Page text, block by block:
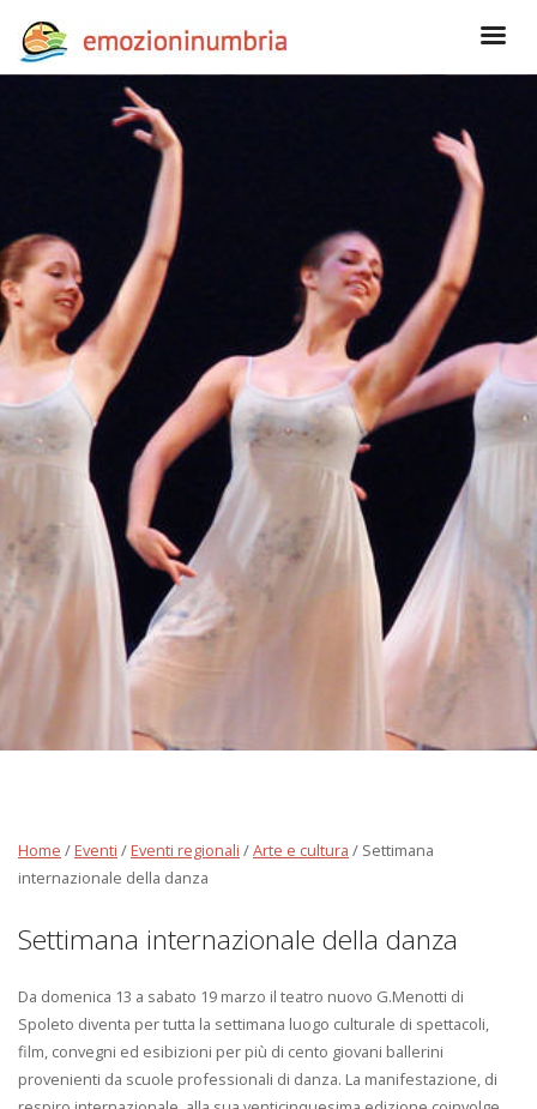
Home / Eventi / Eventi regionali /Arte e cultura / Settimana
internazionale della danza
Settimana internazionale della danza
Da domenica 13 a sabato 19 marzo il teatro nuovo G.Menotti di
Spoleto diventa per tutta la settimana luogo culturale di spettacoli,
film, convegni ed esibizioni per più di cento giovani ballerini
provenienti da scuole professionali di danza. La manifestazione, di